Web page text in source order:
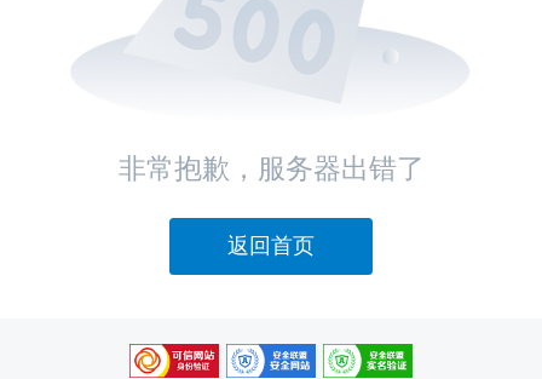
非常抱歉，服务器出错了
返回首页